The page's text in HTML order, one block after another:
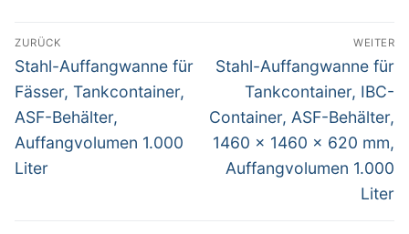
Beitragsnavigation
ZURÜCK
Vorheriger
Beitrag:
Stahl-Auffangwanne für
Fässer, Tankcontainer,
ASF-Behälter,
Auffangvolumen 1.000
Liter
WEITER
Nächster
Beitrag:
Stahl-Auffangwanne für
Tankcontainer, IBC-
Container, ASF-Behälter,
1460 x 1460 x 620 mm,
Auffangvolumen 1.000
Liter